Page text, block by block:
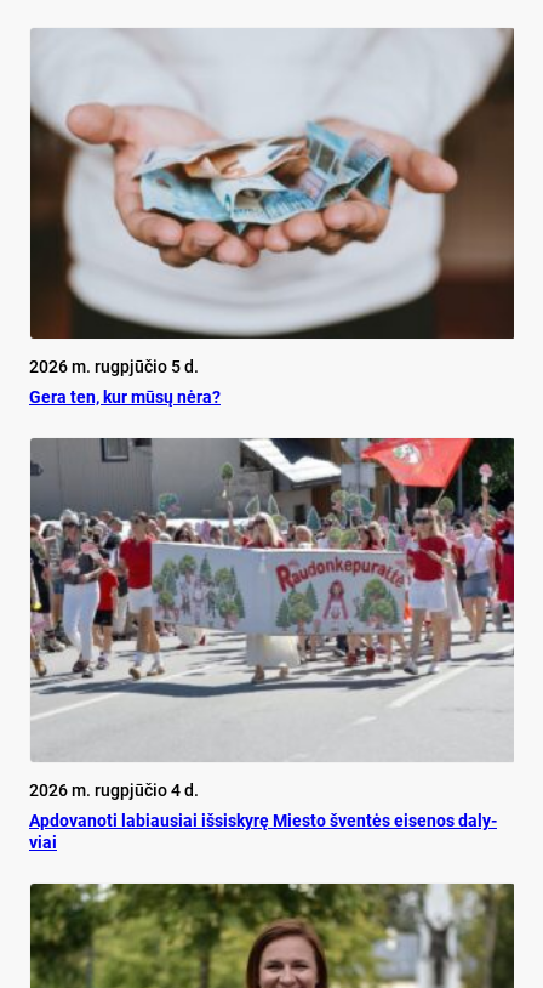
2026 m. rugpjūčio 5 d.
Ge­ra ten, kur mū­sų nė­ra?
2026 m. rugpjūčio 4 d.
Ap­do­va­no­ti la­biau­siai iš­si­sky­rę Mies­to šven­tės ei­se­nos da­ly­
viai